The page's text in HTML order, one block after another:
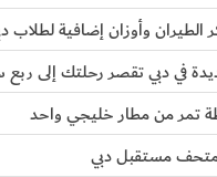
وأوزان إضافية لطلاب
مستقبل دبي